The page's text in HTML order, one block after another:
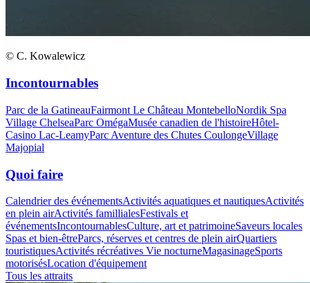
© C. Kowalewicz
Incontournables
Parc de la GatineauFairmont Le Château MontebelloNordik Spa
Village ChelseaParc OmégaMusée canadien de l'histoireHôtel-
Casino Lac-LeamyParc Aventure des Chutes CoulongeVillage
Majopial
Quoi faire
Calendrier des événementsActivités aquatiques et nautiquesActivités
en plein airActivités famillialesFestivals et
événementsIncontournablesCulture, art et patrimoineSaveurs locales
Spas et bien-êtreParcs, réserves et centres de plein airQuartiers
touristiquesActivités récréatives Vie nocturneMagasinageSports
motorisésLocation d'équipement
Tous les attraits